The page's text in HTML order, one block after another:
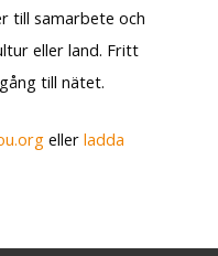
till samarbete och
eller land. Fritt
till nätet.
eller ladda